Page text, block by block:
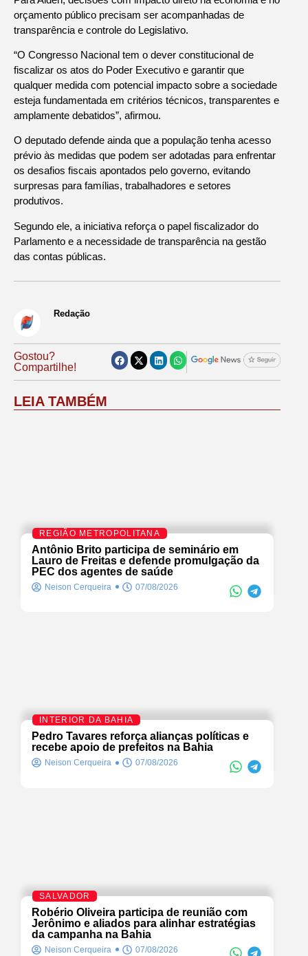
orçamento público precisam ser acompanhadas de
transparência e controle do Legislativo.
“O Congresso Nacional tem o dever constitucional de
fiscalizar os atos do Poder Executivo e garantir que
qualquer medida com potencial impacto sobre a sociedade
esteja fundamentada em critérios técnicos, transparentes e
amplamente debatidos”, afirmou.
O deputado defende ainda que a população tenha acesso
prévio às medidas que podem ser adotadas para enfrentar
os desafios fiscais apontados pelo governo, evitando
surpresas para famílias, trabalhadores e setores
produtivos.
Segundo ele, a iniciativa reforça o papel fiscalizador do
Parlamento e a necessidade de transparência na gestão
das contas públicas.
Redação
Gostou?
Compartilhe!
LEIA TAMBÉM
REGIÃO METROPOLITANA
Antônio Brito participa de seminário em
Lauro de Freitas e defende promulgação da
PEC dos agentes de saúde
Neison Cerqueira 07/08/2026
INTERIOR DA BAHIA
Pedro Tavares reforça alianças políticas e
recebe apoio de prefeitos na Bahia
Neison Cerqueira 07/08/2026
SALVADOR
Robério Oliveira participa de reunião com
Jerônimo e aliados para alinhar estratégias
da campanha na Bahia
Neison Cerqueira 07/08/2026